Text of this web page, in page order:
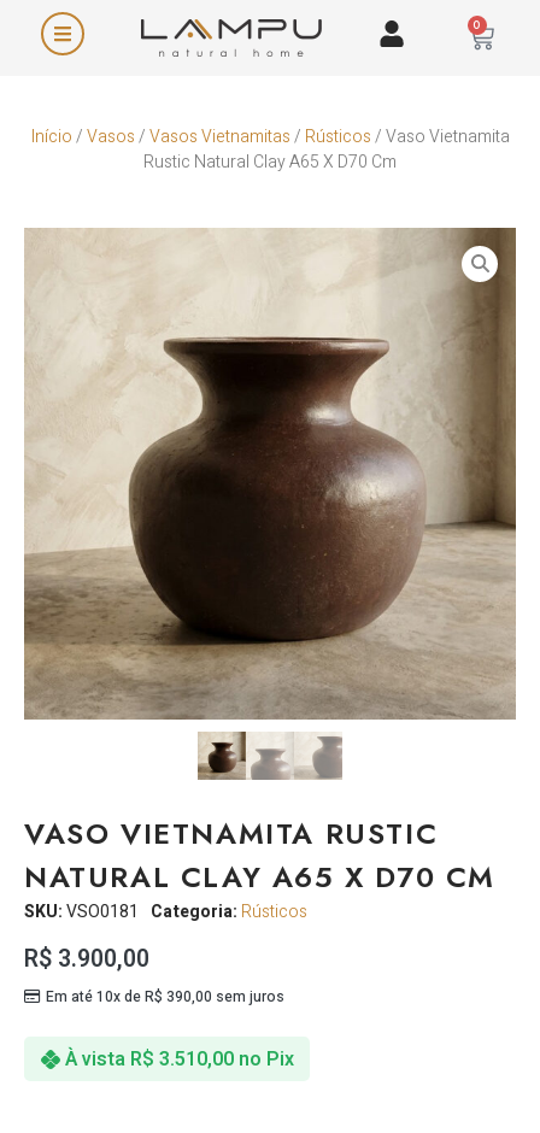
0
Início/Vasos/Vasos Vietnamitas/ Rústicos/ Vaso Vietnamita
Rustic Natural Clay A65 X D70 Cm
VASO VIETNAMITA RUSTIC
NATURAL CLAY A65 X D70 CM
SKU:VSO0181 Categoria: Rústicos
R$ 3.900,00
Em até 10x deR$ 390,00 sem juros
À vista R$ 3.510,00 no Pix